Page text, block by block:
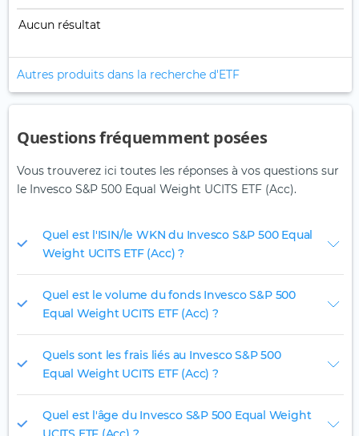
Aucun résultat
Autres produits dans la recherche d'ETF
Questions fréquemment posées
Vous trouverez ici toutes les réponses à vos questions sur
le Invesco S&P 500 Equal Weight UCITS ETF (Acc).
Quel est l'ISIN/le WKN du Invesco S&P 500 Equal
Weight UCITS ETF (Acc) ?
Quel est le volume du fonds Invesco S&P 500
Equal Weight UCITS ETF (Acc) ?
Quels sont les frais liés au Invesco S&P 500
Equal Weight UCITS ETF (Acc) ?
Quel est l'âge du Invesco S&P 500 Equal Weight